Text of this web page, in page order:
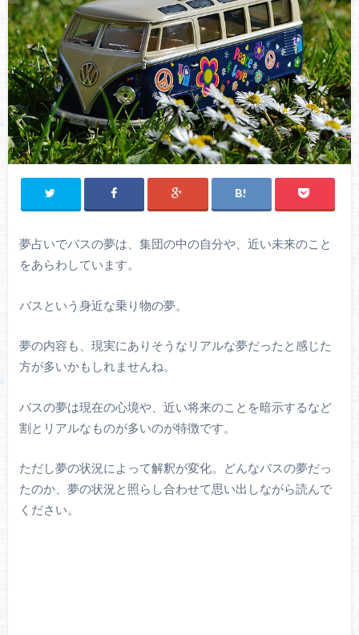
夢占いでバスの夢は、集団の中の自分や、近い未来のこと
をあらわしています。
バスという身近な乗り物の夢。
夢の内容も、現実にありそうなリアルな夢だったと感じた
方が多いかもしれませんね。
バスの夢は現在の心境や、近い将来のことを暗示するなど
割とリアルなものが多いのが特徴です。
ただし夢の状況によって解釈が変化。どんなバスの夢だっ
たのか、夢の状況と照らし合わせて思い出しながら読んで
ください。